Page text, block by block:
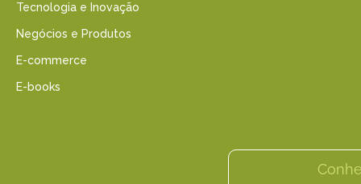
Tecnologia e Inovação
Negócios e Produtos
E-commerce
E-books